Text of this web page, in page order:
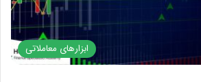
ابزارهای معاملاتی